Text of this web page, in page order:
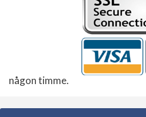
någon timme.